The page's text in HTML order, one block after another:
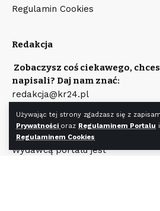
Używając tej strony zgadzasz się z
Prywatności oraz Regulaminem Portalu i
Regulaminem Cookies
Regulamin Cookies
Redakcja
Zobaczysz coś ciekawego,
napisali? Daj nam znać:
redakcja@kr24.pl
Napisz:
reklama@kr24.pl
Wydawcą portalu jest